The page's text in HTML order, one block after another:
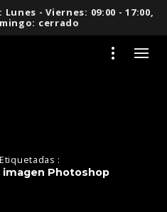
- Viernes: 09:00 - 17:00,
cerrado
:
Photoshop